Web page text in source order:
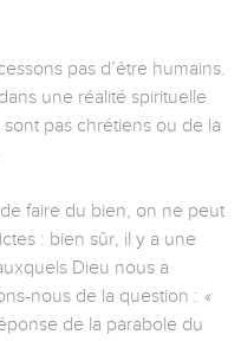
pas d’être humains.
une réalité spirituelle
pas chrétiens ou de la
faire du bien, on ne peut
: bien sûr, il y a une
Dieu nous a
nous de la question : «
de la parabole du